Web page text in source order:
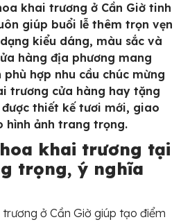
khai trương ở Cần Giờ tinh
giúp buổi lễ thêm trọn vẹn
kiểu dáng, màu sắc và
hàng địa phương mang
phù hợp nhu cầu chúc mừng
trương cửa hàng hay tặng
thiết kế tươi mới, giao
hình ảnh trang trọng.
khai trương tại
trọng, ý nghĩa
trương ở Cần Giờ giúp tạo điểm